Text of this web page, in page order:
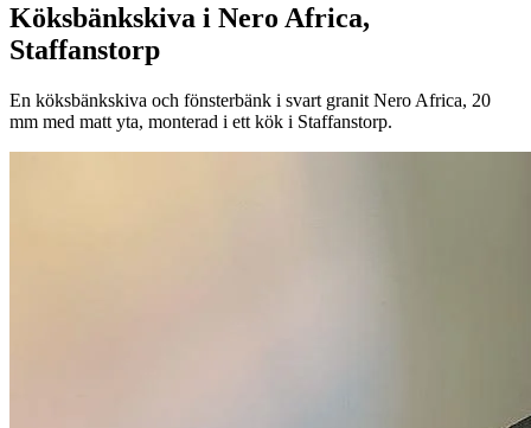
Köksbänkskiva i Nero Africa,
Staffanstorp
En köksbänkskiva och fönsterbänk i svart granit Nero Africa, 20
mm med matt yta, monterad i ett kök i Staffanstorp.